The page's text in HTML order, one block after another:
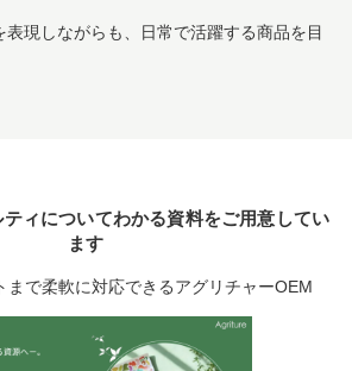
表現しながらも、日常で活躍する商品を目
ィについてわかる資料をご用意してい
ます
まで柔軟に対応できるアグリチャーOEM